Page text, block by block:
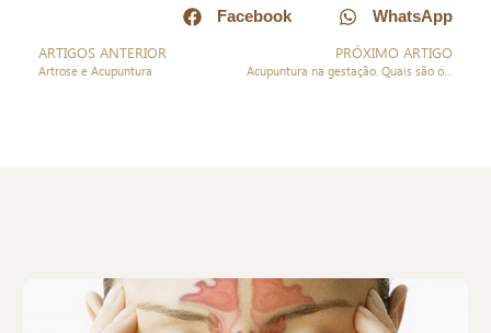
Facebook
WhatsApp
ARTIGOS ANTERIOR
Artrose e Acupuntura
PRÓXIMO ARTIGO
Acupuntura na gestação. Quais são os benefícios?